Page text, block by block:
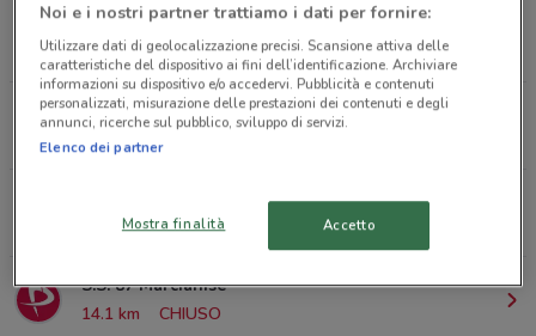
Viale Michelangelo Volla
650 m
CHIUSO
Via Cimiliarco Casoria
3 km
CHIUSO
Viale di Augusto, 58 Napoli
13.3 km
S.S. 87 Marcianise
14.1 km
CHIUSO
Noi e i nostri partner trattiamo i dati per fornire:
Utilizzare dati di geolocalizzazione precisi. Scansione attiva delle
caratteristiche del dispositivo ai fini dell’identificazione. Archiviare
informazioni su dispositivo e/o accedervi. Pubblicità e contenuti
personalizzati, misurazione delle prestazioni dei contenuti e degli
annunci, ricerche sul pubblico, sviluppo di servizi.
Elenco dei partner
Mostra finalità Accetto